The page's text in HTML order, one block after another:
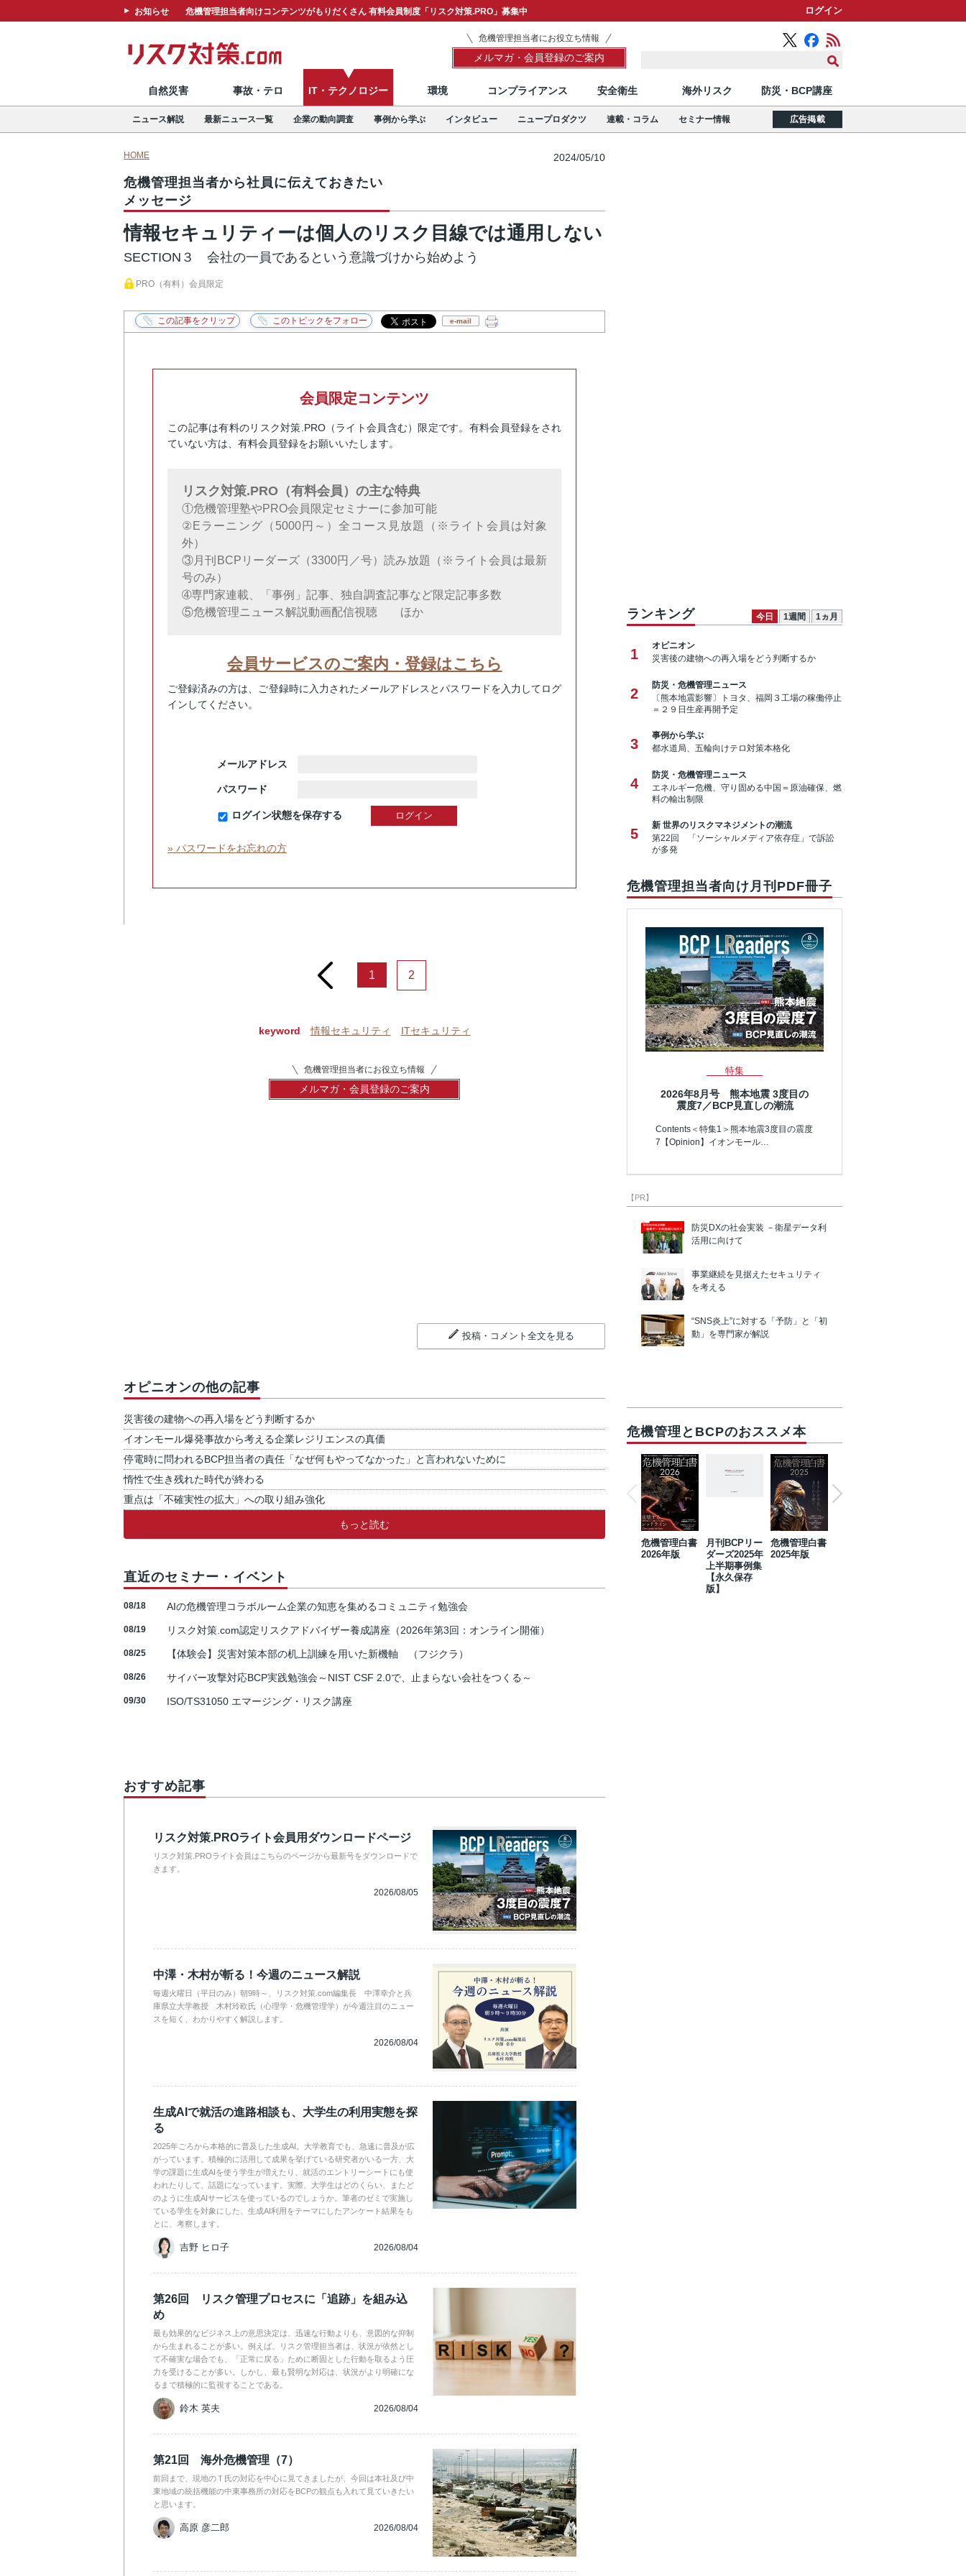
お知らせ 危機管理担当者向けコンテンツがもりだくさん 有料会員制度「リスク対策.PRO」募集中 ログイン
危機管理担当者にお役立ち情報
メルマガ・会員登録のご案内
自然災害 事故・テロ IT・テクノロジー 環境 コンプライアンス 安全衛生 海外リスク 防災・BCP講座
ニュース解説 最新ニュース一覧 企業の動向調査 事例から学ぶ インタビュー ニュープロダクツ 連載・コラム セミナー情報 広告掲載
HOME 2024/05/10
危機管理担当者から社員に伝えておきたい
メッセージ
情報セキュリティーは個人のリスク目線では通用しない
SECTION３ 会社の一員であるという意識づけから始めよう
PRO（有料）会員限定
e-mail
会員限定コンテンツ
この記事は有料のリスク対策.PRO（ライト会員含む）限定です。有料会員登録をされ
ていない方は、有料会員登録をお願いいたします。
リスク対策.PRO（有料会員）の主な特典
①危機管理塾やPRO会員限定セミナーに参加可能
②Eラーニング（5000円～）全コース見放題（※ライト会員は対象
外）
③月刊BCPリーダーズ（3300円／号）読み放題（※ライト会員は最新
号のみ）
➃専門家連載、「事例」記事、独自調査記事など限定記事多数
⑤危機管理ニュース解説動画配信視聴 ほか
会員サービスのご案内・登録はこちら
ご登録済みの方は、ご登録時に入力されたメールアドレスとパスワードを入力してログ
インしてください。
メールアドレス
パスワード
ログイン状態を保存する
» パスワードをお忘れの方
prev 1 2
keyword 情報セキュリティ ITセキュリティ
危機管理担当者にお役立ち情報
メルマガ・会員登録のご案内
投稿・コメント全文を見る
オピニオンの他の記事
災害後の建物への再入場をどう判断するか
イオンモール爆発事故から考える企業レジリエンスの真価
停電時に問われるBCP担当者の責任「なぜ何もやってなかった」と言われないために
惰性で生き残れた時代が終わる
重点は「不確実性の拡大」への取り組み強化
もっと読む
直近のセミナー・イベント
08/18 AIの危機管理コラボルーム企業の知恵を集めるコミュニティ勉強会
08/19 リスク対策.com認定リスクアドバイザー養成講座（2026年第3回：オンライン開催）
08/25 【体験会】災害対策本部の机上訓練を用いた新機軸 （フジクラ）
08/26 サイバー攻撃対応BCP実践勉強会～NIST CSF 2.0で、止まらない会社をつくる～
09/30 ISO/TS31050 エマージング・リスク講座
おすすめ記事
リスク対策.PROライト会員用ダウンロードページ
リスク対策.PROライト会員はこちらのページから最新号をダウンロードで
きます。
2026/08/05
中澤・木村が斬る！今週のニュース解説
毎週火曜日（平日のみ）朝9時～、リスク対策.com編集長 中澤幸介と兵
庫県立大学教授 木村玲欧氏（心理学・危機管理学）が今週注目のニュー
スを短く、わかりやすく解説します。
2026/08/04
生成AIで就活の進路相談も、大学生の利用実態を探
る
2025年ごろから本格的に普及した生成AI。大学教育でも、急速に普及が広
がっています。積極的に活用して成果を挙げている研究者がいる一方、大
学の課題に生成AIを使う学生が増えたり、就活のエントリーシートにも使
われたりして、話題になっています。実際、大学生はどのくらい、またど
のように生成AIサービスを使っているのでしょうか。筆者のゼミで実施し
ている学生を対象にした、生成AI利用をテーマにしたアンケート結果をも
とに、考察します。
吉野 ヒロ子 2026/08/04
第26回 リスク管理プロセスに「追跡」を組み込
め
最も効果的なビジネス上の意思決定は、迅速な行動よりも、意図的な抑制
から生まれることが多い。例えば、リスク管理担当者は、状況が依然とし
て不確実な場合でも、「正常に戻る」ために断固とした行動を取るよう圧
力を受けることが多い。しかし、最も賢明な対応は、状況がより明確にな
るまで積極的に監視することである。
鈴木 英夫 2026/08/04
第21回 海外危機管理（7）
前回まで、現地のＴ氏の対応を中心に見てきましたが、今回は本社及び中
東地域の統括機能の中東事務所の対応をBCPの観点も入れて見ていきたい
と思います。
高原 彦二郎 2026/08/04
ランキング 今日 1週間 1ヵ月
1
オピニオン
災害後の建物への再入場をどう判断するか
2
防災・危機管理ニュース
〔熊本地震影響〕トヨタ、福岡３工場の稼働停止
＝２９日生産再開予定
3
事例から学ぶ
都水道局、五輪向けテロ対策本格化
4
防災・危機管理ニュース
エネルギー危機、守り固める中国＝原油確保、燃
料の輸出制限
5
新 世界のリスクマネジメントの潮流
第22回 「ソーシャルメディア依存症」で訴訟
が多発
危機管理担当者向け月刊PDF冊子
特集
2026年8月号 熊本地震 3度目の
震度7／BCP見直しの潮流
Contents＜特集1＞熊本地震3度目の震度
7【Opinion】イオンモール…
【PR】
防災DXの社会実装 －衛星データ利
活用に向けて
事業継続を見据えたセキュリティ
を考える
“SNS炎上”に対する「予防」と「初
動」を専門家が解説
危機管理とBCPのおススメ本
危機管理白書
2026年版
月刊BCPリー
ダーズ2025年
上半期事例集
【永久保存
版】
危機管理白書
2025年版